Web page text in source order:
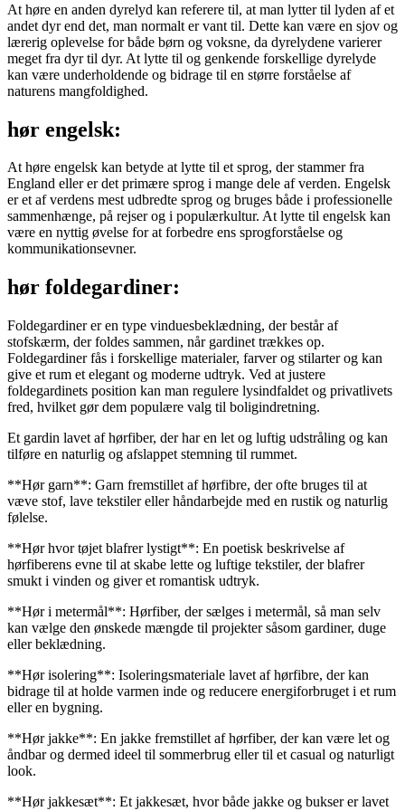
At høre en anden dyrelyd kan referere til, at man lytter til lyden af et
andet dyr end det, man normalt er vant til. Dette kan være en sjov og
lærerig oplevelse for både børn og voksne, da dyrelydene varierer
meget fra dyr til dyr. At lytte til og genkende forskellige dyrelyde
kan være underholdende og bidrage til en større forståelse af
naturens mangfoldighed.
hør engelsk:
At høre engelsk kan betyde at lytte til et sprog, der stammer fra
England eller er det primære sprog i mange dele af verden. Engelsk
er et af verdens mest udbredte sprog og bruges både i professionelle
sammenhænge, på rejser og i populærkultur. At lytte til engelsk kan
være en nyttig øvelse for at forbedre ens sprogforståelse og
kommunikationsevner.
hør foldegardiner:
Foldegardiner er en type vinduesbeklædning, der består af
stofskærm, der foldes sammen, når gardinet trækkes op.
Foldegardiner fås i forskellige materialer, farver og stilarter og kan
give et rum et elegant og moderne udtryk. Ved at justere
foldegardinets position kan man regulere lysindfaldet og privatlivets
fred, hvilket gør dem populære valg til boligindretning.
Et gardin lavet af hørfiber, der har en let og luftig udstråling og kan
tilføre en naturlig og afslappet stemning til rummet.
**Hør garn**: Garn fremstillet af hørfibre, der ofte bruges til at
væve stof, lave tekstiler eller håndarbejde med en rustik og naturlig
følelse.
**Hør hvor tøjet blafrer lystigt**: En poetisk beskrivelse af
hørfiberens evne til at skabe lette og luftige tekstiler, der blafrer
smukt i vinden og giver et romantisk udtryk.
**Hør i metermål**: Hørfiber, der sælges i metermål, så man selv
kan vælge den ønskede mængde til projekter såsom gardiner, duge
eller beklædning.
**Hør isolering**: Isoleringsmateriale lavet af hørfibre, der kan
bidrage til at holde varmen inde og reducere energiforbruget i et rum
eller en bygning.
**Hør jakke**: En jakke fremstillet af hørfiber, der kan være let og
åndbar og dermed ideel til sommerbrug eller til et casual og naturligt
look.
**Hør jakkesæt**: Et jakkesæt, hvor både jakke og bukser er lavet